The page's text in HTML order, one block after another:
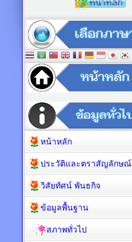
หน้าหลัก
ประวัติและตราสัญลักษณ์
วิสัยทัศน์ พันธกิจ
ข้อมูลพื้นฐาน
สภาพทั่วไป